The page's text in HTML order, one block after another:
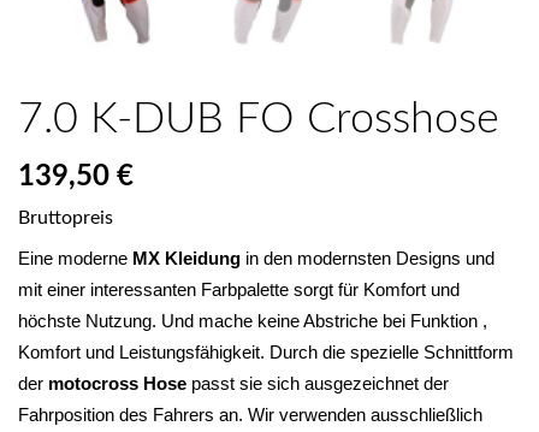
7.0 K-DUB FO Crosshose
139,50 €
Bruttopreis
Eine moderne MX Kleidung in den modernsten Designs und
mit einer interessanten Farbpalette sorgt für Komfort und
höchste Nutzung. Und mache keine Abstriche bei Funktion ,
Komfort und Leistungsfähigkeit. Durch die spezielle Schnittform
der motocross Hose passt sie sich ausgezeichnet der
Fahrposition des Fahrers an. Wir verwenden ausschließlich